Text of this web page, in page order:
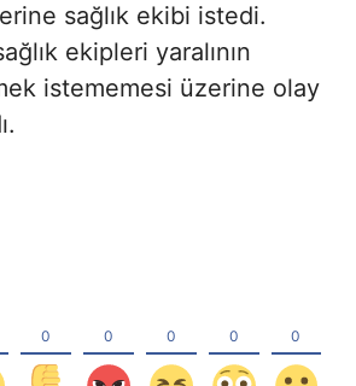
sağlık ekibi istedi.
ekipleri yaralının
istememesi üzerine olay